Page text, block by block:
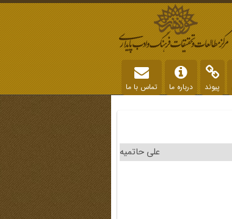
پیوند درباره ما تماس با ما
علی حاتمیه